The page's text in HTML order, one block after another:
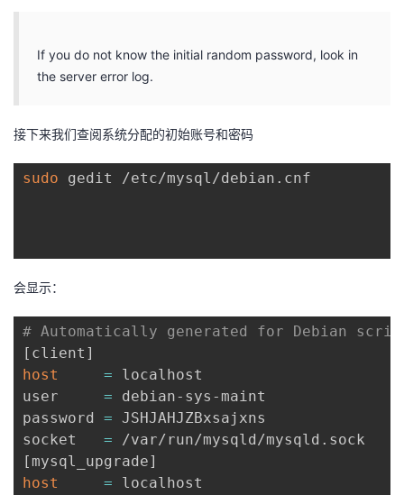
If you do not know the initial random password, look in
the server error log.
接下来我们查阅系统分配的初始账号和密码
sudo gedit /etc/mysql/debian.cnf
会显示：
# Automatically generated for Debian
[ client ]
host
= localhost
user = debian-sys-maint
password = JSHJAHJZBxsajxns
socket =
[ mysql_upgrade]
host
= localhost